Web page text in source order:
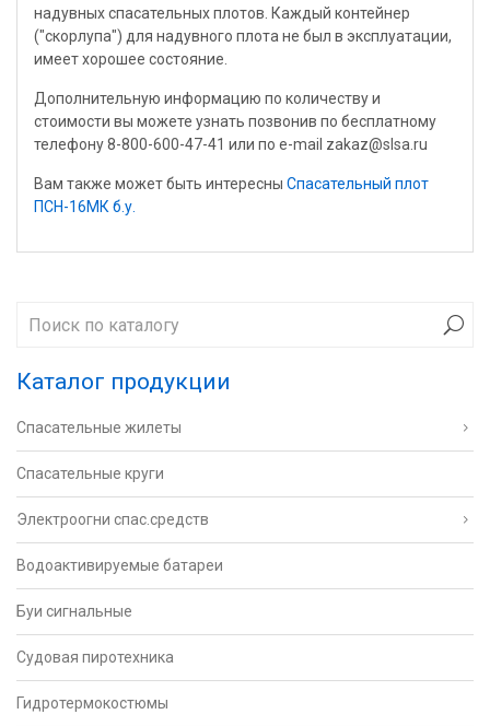
надувных спасательных плотов. Каждый контейнер
("скорлупа") для надувного плота не был в эксплуатации,
имеет хорошее состояние.
Дополнительную информацию по количеству и
стоимости вы можете узнать позвонив по бесплатному
телефону 8-800-600-47-41 или по e-mail zakaz@slsa.ru
Вам также может быть интересны Спасательный плот
ПСН-16МК б.у.
Каталог продукции
Спасательные жилеты
Спасательные круги
Электроогни спас.средств
Водоактивируемые батареи
Буи сигнальные
Судовая пиротехника
Гидротермокостюмы